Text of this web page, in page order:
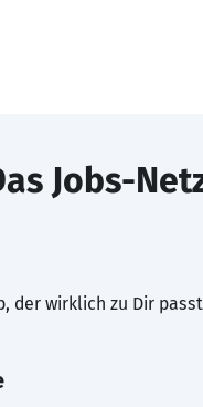
Jobs-
der wirklich zu Dir